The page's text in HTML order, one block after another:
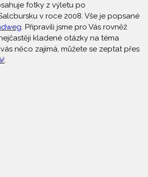
fotky z výletu po
v roce 2008. Vše je popsané
. Připravili jsme pro Vás rovněž
kladené otázky na téma
něco zajímá, můžete se zeptat přes
.